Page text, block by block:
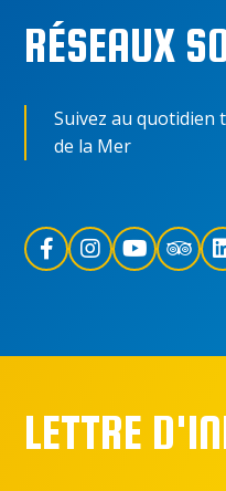
RÉSEAUX
Suivez au quotidien
de la Mer
LETTRE